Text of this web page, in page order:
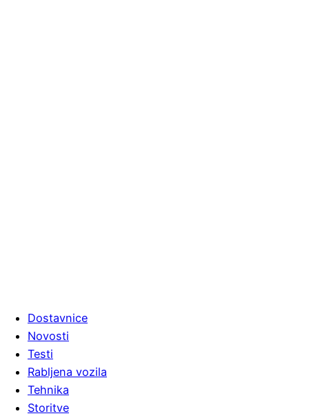
Dostavnice
Novosti
Testi
Rabljena vozila
Tehnika
Storitve